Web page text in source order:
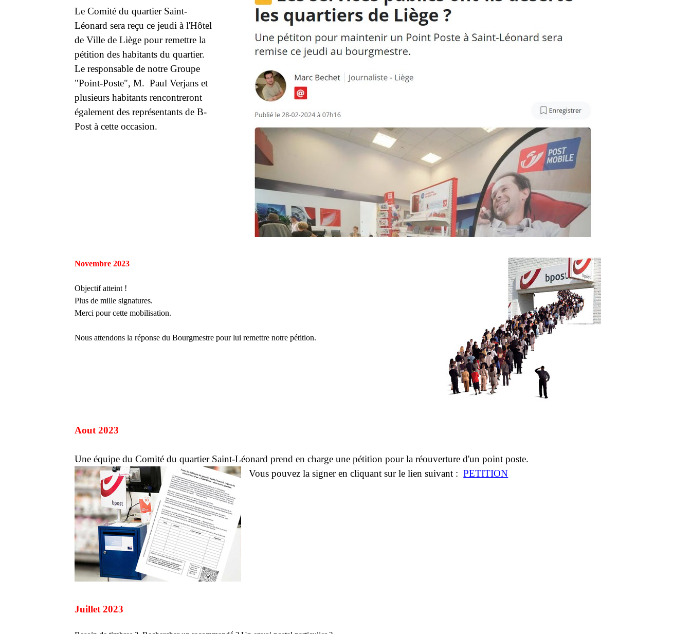
Le Comité du quartier Saint-
Léonard sera reçu ce jeudi à l'Hôtel
de Ville de Liège pour remettre la
pétition des habitants du quartier.
Le responsable de notre Groupe
"Point-Poste", M. Paul Verjans et
plusieurs habitants rencontreront
également des représentants de B-
Post à cette occasion.
Novembre 2023
Objectif atteint !
Plus de mille signatures.
Merci pour cette mobilisation.
Nous attendons la réponse du Bourgmestre pour lui remettre notre pétition.
Aout 2023
Une équipe du Comité du quartier Saint-Léonard prend en charge une pétition pour la réouverture d'un point poste.
Vous pouvez la signer en cliquant sur le lien suivant :PETITION
Juillet 2023